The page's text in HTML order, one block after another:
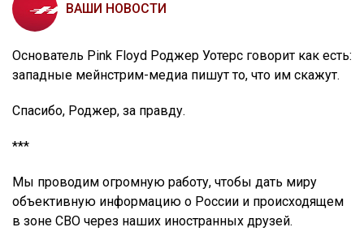
ВАШИ НОВОСТИ
Основатель Pink Floyd Роджер Уотерс говорит как есть:
западные мейнстрим-медиа пишут то, что им скажут.
Спасибо, Роджер, за правду.
***
Мы проводим огромную работу, чтобы дать миру
объективную информацию о России и происходящем
в зоне СВО через наших иностранных друзей.